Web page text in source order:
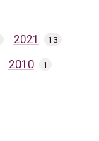
2021 13
2010 1